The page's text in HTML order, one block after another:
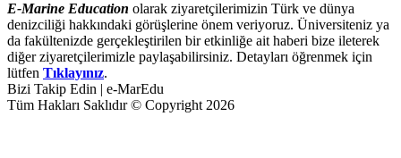
E-Marine Education olarak ziyaretçilerimizin Türk ve dünya
denizciliği hakkındaki görüşlerine önem veriyoruz. Üniversiteniz ya
da fakültenizde gerçekleştirilen bir etkinliğe ait haberi bize ileterek
diğer ziyaretçilerimizle paylaşabilirsiniz. Detayları öğrenmek için
lütfen Tıklayınız.
Bizi Takip Edin | e-MarEdu
Tüm Hakları Saklıdır © Copyright 2026